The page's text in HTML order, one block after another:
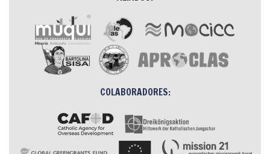
COLABORADORES: